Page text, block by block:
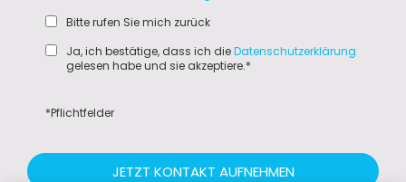
Bitte rufen Sie mich zurück
Ja, ich bestätige, dass ich dieDatenschutzerklärung
gelesen habe und sie akzeptiere.*
*Pflichtfelder
JETZT KONTAKT AUFNEHMEN